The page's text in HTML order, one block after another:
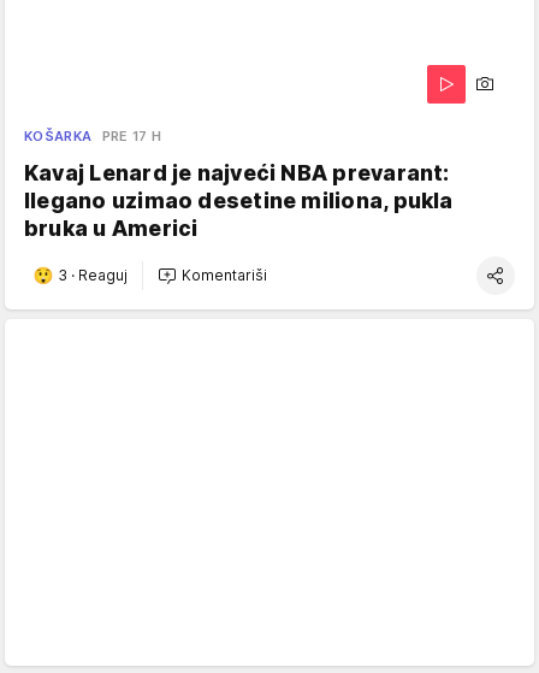
KOŠARKA PRE 17 H
Kavaj Lenard je najveći NBA prevarant:
Ilegano uzimao desetine miliona, pukla
bruka u Americi
3 · Reaguj Komentariši